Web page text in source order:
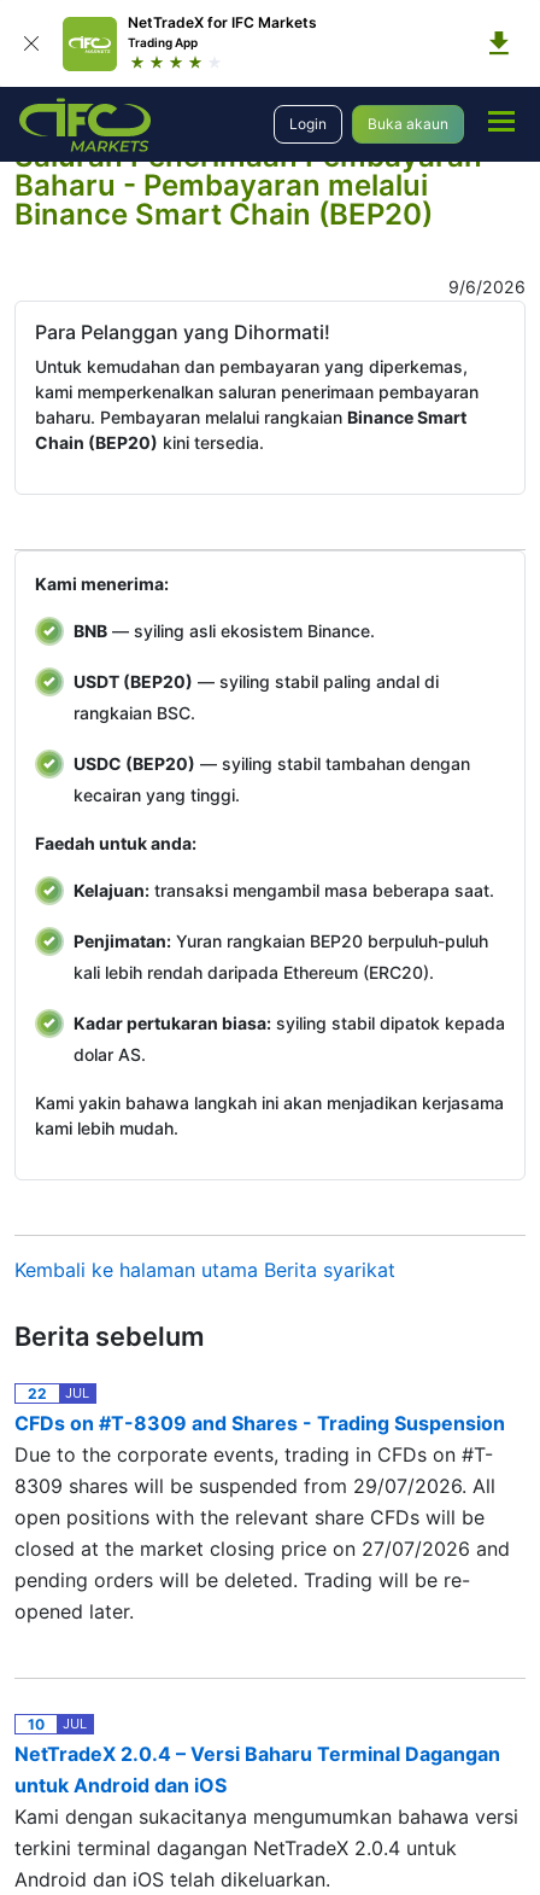
NetTradeX for IFC Markets
Trading App
Login Buka akaun
Syarikat Berita syarikat
Saluran Penerimaan Pembayaran
Baharu - Pembayaran melalui
Binance Smart Chain (BEP20)
9/6/2026
Para Pelanggan yang Dihormati!
Untuk kemudahan dan pembayaran yang diperkemas,
kami memperkenalkan saluran penerimaan pembayaran
baharu. Pembayaran melalui rangkaian Binance Smart
Chain (BEP20) kini tersedia.
Kami menerima:
BNB — syiling asli ekosistem Binance.
USDT (BEP20) — syiling stabil paling andal di
rangkaian BSC.
USDC (BEP20) — syiling stabil tambahan dengan
kecairan yang tinggi.
Faedah untuk anda:
Kelajuan: transaksi mengambil masa beberapa saat.
Penjimatan: Yuran rangkaian BEP20 berpuluh-puluh
kali lebih rendah daripada Ethereum (ERC20).
Kadar pertukaran biasa: syiling stabil dipatok kepada
dolar AS.
Kami yakin bahawa langkah ini akan menjadikan kerjasama
kami lebih mudah.
Kembali ke halaman utama Berita syarikat
Berita sebelum
22 JUL
CFDs on #T-8309 and Shares - Trading Suspension
Due to the corporate events, trading in CFDs on #T-
8309 shares will be suspended from 29/07/2026. All
open positions with the relevant share CFDs will be
closed at the market closing price on 27/07/2026 and
pending orders will be deleted. Trading will be re-
opened later.
10 JUL
NetTradeX 2.0.4 – Versi Baharu Terminal Dagangan
untuk Android dan iOS
Kami dengan sukacitanya mengumumkan bahawa versi
terkini terminal dagangan NetTradeX 2.0.4 untuk
Android dan iOS telah dikeluarkan.